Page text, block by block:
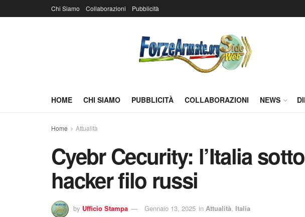
Chi Siamo Collaborazioni Pubblicità
HOME CHI SIAMO PUBBLICITÀ COLLABORAZIONI NEWS
Home Attualità
Cyebr Cecurity: l’Italia
hacker filo russi
by Ufficio Stampa Gennaio 13, 2025 in Attualità, Italia